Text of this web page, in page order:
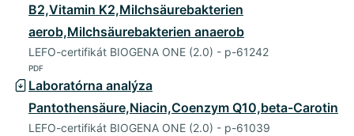
B2,Vitamin K2,Milchsäurebakterien
aerob,Milchsäurebakterien anaerob
LEFO-certifikát BIOGENA ONE (2.0) - p-61242
PDF
Laboratórna analýza
Pantothensäure,Niacin,Coenzym Q10,beta-Carotin
LEFO-certifikát BIOGENA ONE (2.0) - p-61039